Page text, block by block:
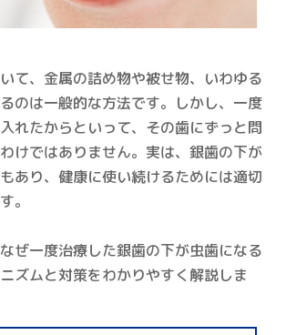
て、金属の詰め物や被せ物、いわゆる
のは一般的な方法です。しかし、一度
れたからといって、その歯にずっと問
けではありません。実は、銀歯の下が
あり、健康に使い続けるためには適切
。
ぜ一度治療した銀歯の下が虫歯になる
ズムと対策をわかりやすく解説しま